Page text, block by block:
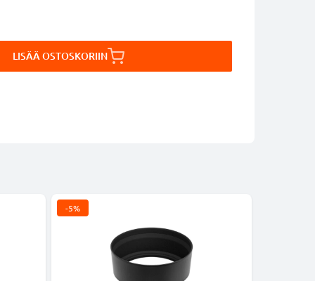
LISÄÄ OSTOSKORIIN
-5%